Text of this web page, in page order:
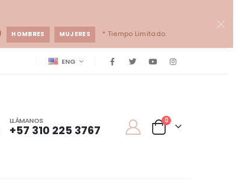
HOMBRES MUJERES * Tiempo Limitado.
ENG
LLÁMANOS
+57 310 225 3767
0